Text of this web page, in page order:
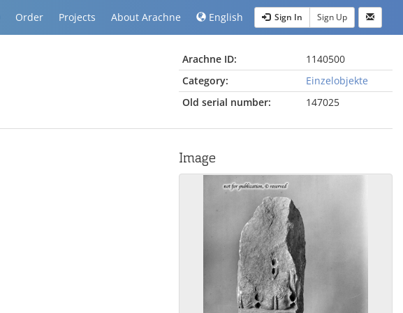
Order Projects About Arachne English Sign In Sign Up
Arachne ID:
1140500
Category:
Einzelobjekte
Old serial number:
147025
Image